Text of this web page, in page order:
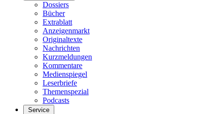
Dossiers
Bücher
Extrablatt
Anzeigenmarkt
Originaltexte
Nachrichten
Kurzmeldungen
Kommentare
Medienspiegel
Leserbriefe
Themenspezial
Podcasts
Service